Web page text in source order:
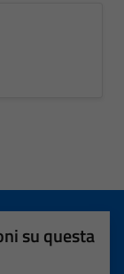
su questa